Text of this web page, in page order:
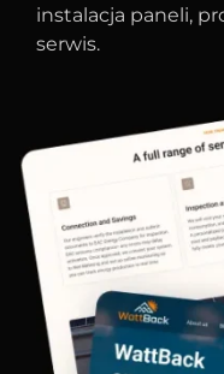
instalacja paneli,
serwis.